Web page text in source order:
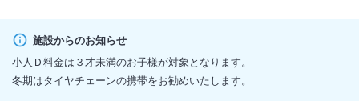
施設からのお知らせ
小人Ｄ料金は３才未満のお子様が対象となります。
冬期はタイヤチェーンの携帯をお勧めいたします。